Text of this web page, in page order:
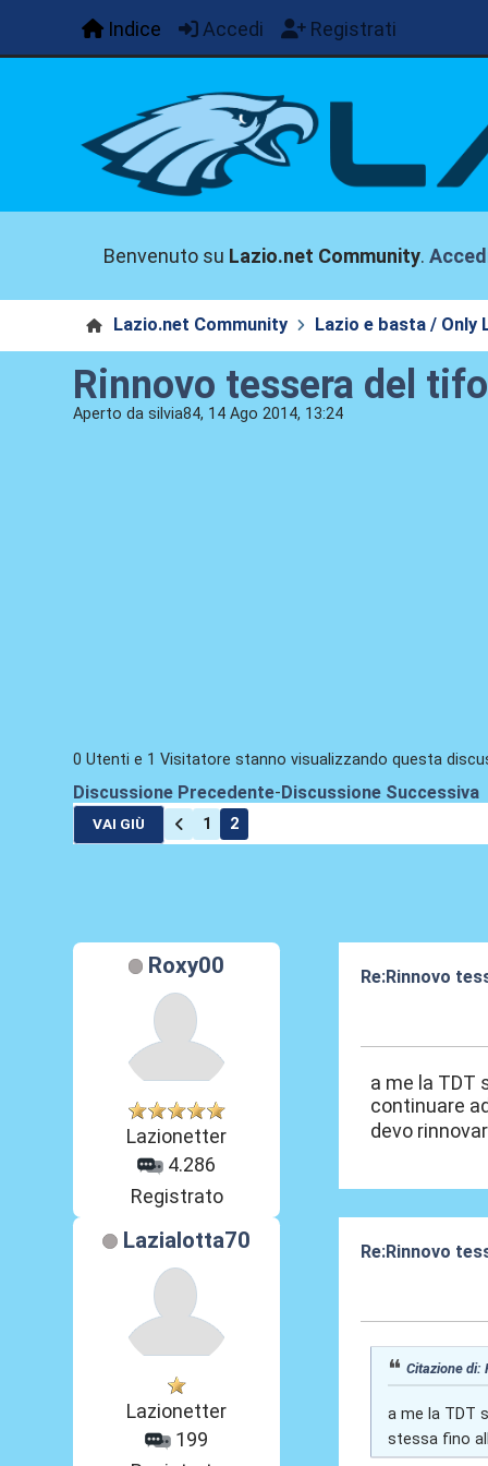
Indice Accedi Registrati
Benvenuto su Lazio.net Community.
Lazio.net Community Lazio e basta / Only
Rinnovo tessera del
Aperto da silvia84, 14 Ago 2014, 13:24
0 Utenti e 1 Visitatore stanno visualizzando questa
Discussione Precedente- Discussione Successiva
VAI GIÙ 1 2
Roxy00
Lazionetter
4.286
Registrato
Re:Rinnovo
a me la TDT
continuare
devo
Lazialotta70
Lazionetter
199
Re:Rinnovo
Citazione di:
a me la TDT
stessa fino